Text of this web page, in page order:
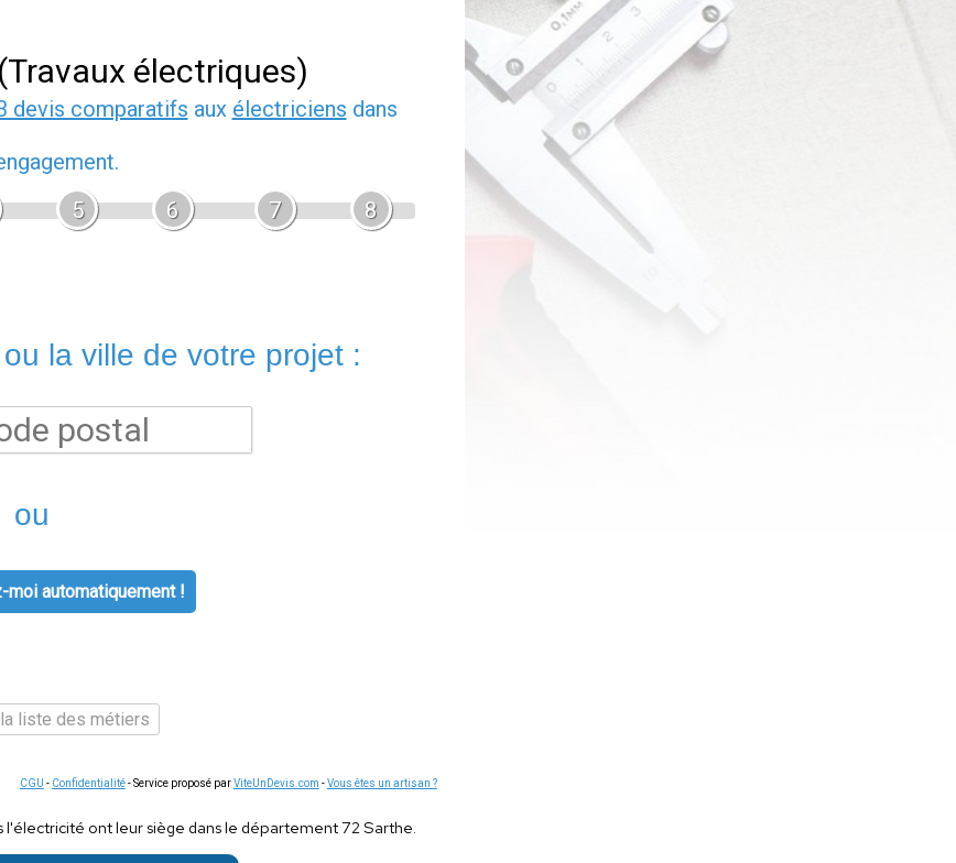
électriques)
devis comparatifs aux électriciens dans
5 6 7 8
la ville de votre projet :
ou
moi automatiquement !
liste des métiers
CGU - Confidentialité- Service proposé parViteUnDevis.com -Vous êtes un artisan ?
ont leur siège dans le département 72 Sarthe.